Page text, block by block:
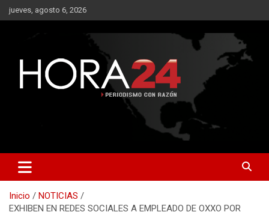
Saltar
al
jueves, agosto 6, 2026
Inicio
NOTICIAS
EXHIBEN EN REDES SOCIALES A EMPLEADO DE OXXO POR